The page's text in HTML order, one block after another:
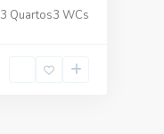
3 Quartos3 WCs